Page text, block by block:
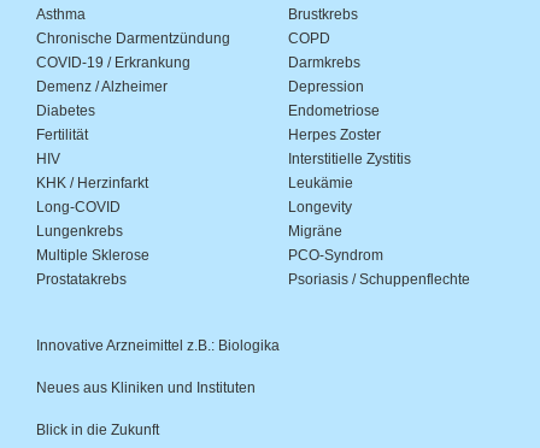
Asthma
Brustkrebs
Chronische Darmentzündung
COPD
COVID-19 / Erkrankung
Darmkrebs
Demenz / Alzheimer
Depression
Diabetes
Endometriose
Fertilität
Herpes Zoster
HIV
Interstitielle Zystitis
KHK / Herzinfarkt
Leukämie
Long-COVID
Longevity
Lungenkrebs
Migräne
Multiple Sklerose
PCO-Syndrom
Prostatakrebs
Psoriasis / Schuppenflechte
Innovative Arzneimittel z.B.: Biologika
Neues aus Kliniken und Instituten
Blick in die Zukunft